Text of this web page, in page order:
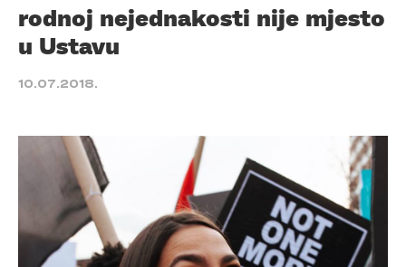
rodnoj nejednakosti nije mjesto
u Ustavu
10.07.2018.